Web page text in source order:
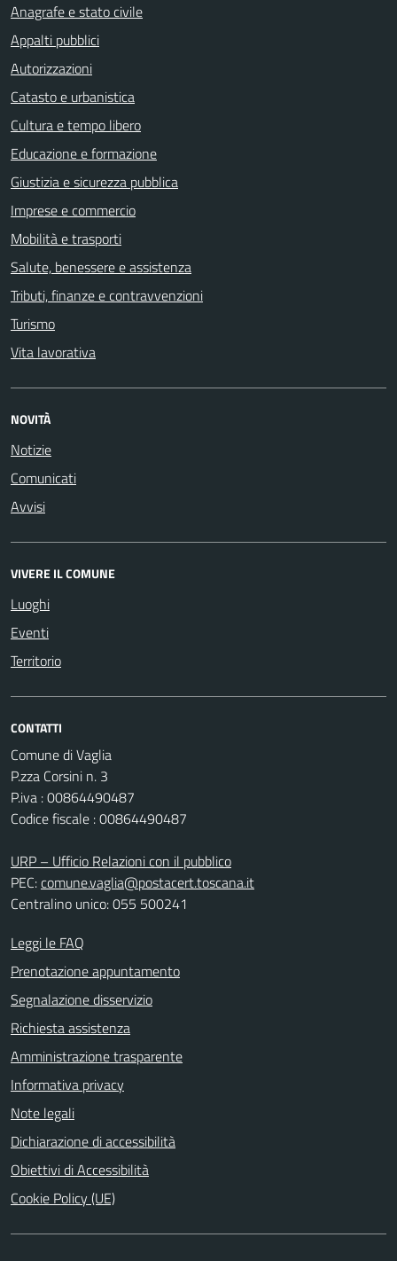
Anagrafe e stato civile
Appalti pubblici
Autorizzazioni
Catasto e urbanistica
Cultura e tempo libero
Educazione e formazione
Giustizia e sicurezza pubblica
Imprese e commercio
Mobilità e trasporti
Salute, benessere e assistenza
Tributi, finanze e contravvenzioni
Turismo
Vita lavorativa
NOVITÀ
Notizie
Comunicati
Avvisi
VIVERE IL COMUNE
Luoghi
Eventi
Territorio
CONTATTI
Comune di Vaglia
P.zza Corsini n. 3
P.iva : 00864490487
Codice fiscale : 00864490487
URP – Ufficio Relazioni con il pubblico
PEC:comune.vaglia@postacert.toscana.it
Centralino unico: 055 500241
Leggi le FAQ
Prenotazione appuntamento
Segnalazione disservizio
Richiesta assistenza
Amministrazione trasparente
Informativa privacy
Note legali
Dichiarazione di accessibilità
Obiettivi di Accessibilità
Cookie Policy (UE)